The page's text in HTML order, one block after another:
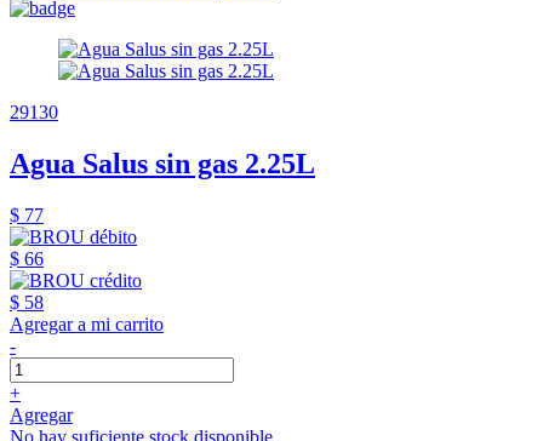
29130
Agua Salus sin gas 2.25L
$ 77
$ 66
$ 58
Agregar a mi carrito
-
+
Agregar